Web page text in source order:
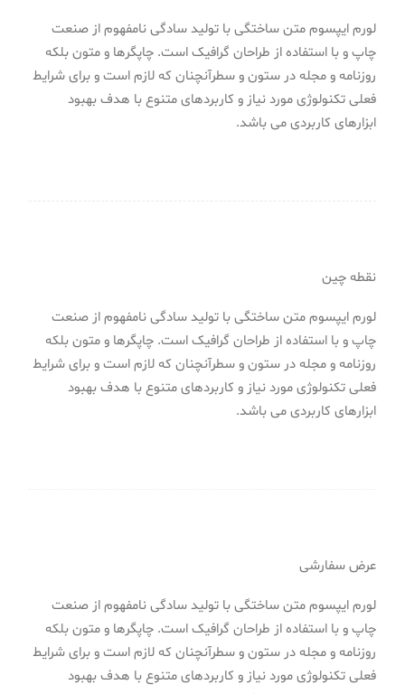
لورم ایپسوم متن ساختگی با تولید سادگی نامفهوم از صنعت
چاپ و با استفاده از طراحان گرافیک است. چاپگرها و متون بلکه
روزنامه و مجله در ستون و سطرآنچنان که لازم است و برای شرایط
فعلی تکنولوژی مورد نیاز و کاربردهای متنوع با هدف بهبود
ابزارهای کاربردی می باشد.
نقطه چین
لورم ایپسوم متن ساختگی با تولید سادگی نامفهوم از صنعت
چاپ و با استفاده از طراحان گرافیک است. چاپگرها و متون بلکه
روزنامه و مجله در ستون و سطرآنچنان که لازم است و برای شرایط
فعلی تکنولوژی مورد نیاز و کاربردهای متنوع با هدف بهبود
ابزارهای کاربردی می باشد.
عرض سفارشی
لورم ایپسوم متن ساختگی با تولید سادگی نامفهوم از صنعت
چاپ و با استفاده از طراحان گرافیک است. چاپگرها و متون بلکه
روزنامه و مجله در ستون و سطرآنچنان که لازم است و برای شرایط
فعلی تکنولوژی مورد نیاز و کاربردهای متنوع با هدف بهبود